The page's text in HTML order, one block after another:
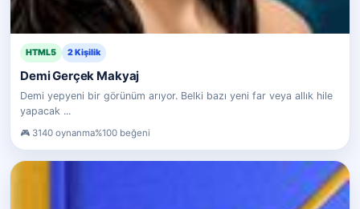
HTML5 2 Kişilik
Demi Gerçek Makyaj
Demi yepyeni bir görünüm arıyor. Belki bazı yeni far veya allık hile
yapacak ...
3140 oynanma%100 beğeni